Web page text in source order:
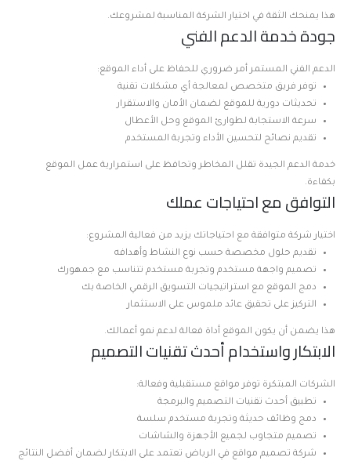
هذا يمنحك الثقة في اختيار الشركة المناسبة لمشروعك.
جودة خدمة الدعم الفني
الدعم الفني المستمر أمر ضروري للحفاظ على أداء الموقع:
توفر فريق متخصص لمعالجة أي مشكلات تقنية
تحديثات دورية للموقع لضمان الأمان والاستقرار
سرعة الاستجابة لطوارئ الموقع وحل الأعطال
تقديم نصائح لتحسين الأداء وتجربة المستخدم
خدمة الدعم الجيدة تقلل المخاطر وتحافظ على استمرارية عمل الموقع
بكفاءة.
التوافق مع احتياجات عملك
اختيار شركة متوافقة مع احتياجاتك يزيد من فعالية المشروع:
تقديم حلول مخصصة حسب نوع النشاط وأهدافه
تصميم واجهة مستخدم وتجربة مستخدم تتناسب مع جمهورك
دمج الموقع مع استراتيجيات التسويق الرقمي الخاصة بك
التركيز على تحقيق عائد ملموس على الاستثمار
هذا يضمن أن يكون الموقع أداة فعالة لدعم نمو أعمالك.
الابتكار واستخدام أحدث تقنيات التصميم
الشركات المبتكرة توفر مواقع مستقبلية وفعالة:
تطبيق أحدث تقنيات التصميم والبرمجة
دمج وظائف حديثة وتجربة مستخدم سلسة
تصميم متجاوب لجميع الأجهزة والشاشات
شركة تصميم مواقع في الرياض تعتمد على الابتكار لضمان أفضل النتائج